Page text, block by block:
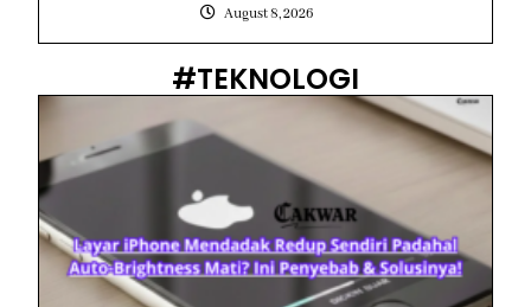
August 8, 2026
#TEKNOLOGI